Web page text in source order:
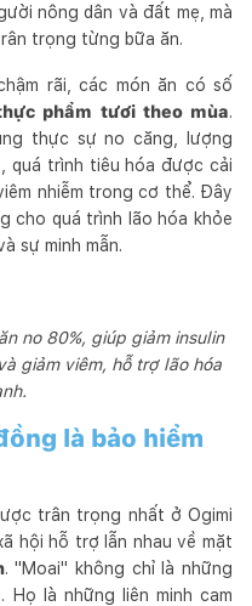
nông dân và đất mẹ, mà
trọng từng bữa ăn.
rãi, các món ăn có số
phẩm tươi theo mùa.
thực sự no căng, lượng
quá trình tiêu hóa được cải
nhiễm trong cơ thể. Đây
cho quá trình lão hóa khỏe
sự minh mẫn.
no 80%, giúp giảm insulin
giảm viêm, hỗ trợ lão hóa
là bảo hiểm
trân trọng nhất ở Ogimi
hội hỗ trợ lẫn nhau về mặt
. "Moai" không chỉ là những
là những liên minh cam